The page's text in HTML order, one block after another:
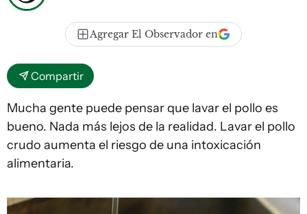
Agregar El Observador en
Compartir
Mucha gente puede pensar que lavar el pollo es
bueno. Nada más lejos de la realidad. Lavar el pollo
crudo aumenta el riesgo de una intoxicación
alimentaria.